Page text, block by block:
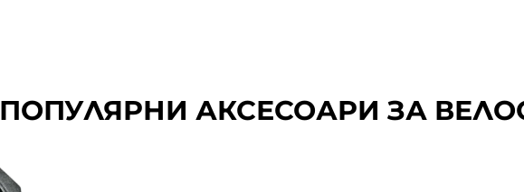
ПОПУЛЯРНИ АКСЕСОАРИ ЗА